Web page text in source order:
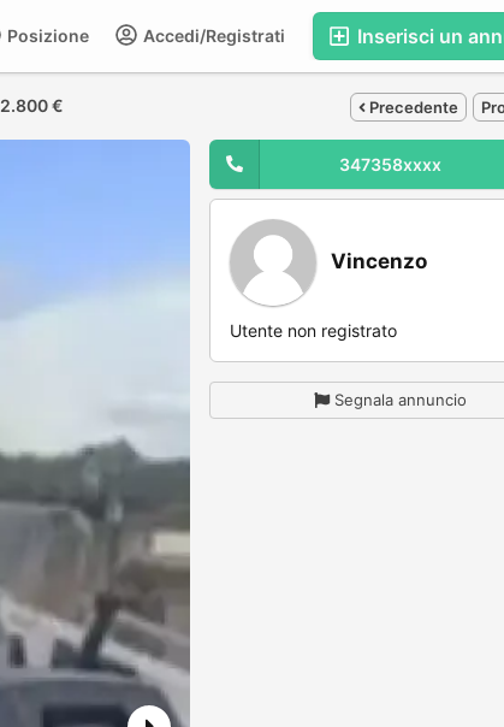
Inserisci un
Accedi/Registrati
Posizione
2.800 € Precedente
347358xxxx
Vincenzo
Utente non registrato
Segnala annuncio